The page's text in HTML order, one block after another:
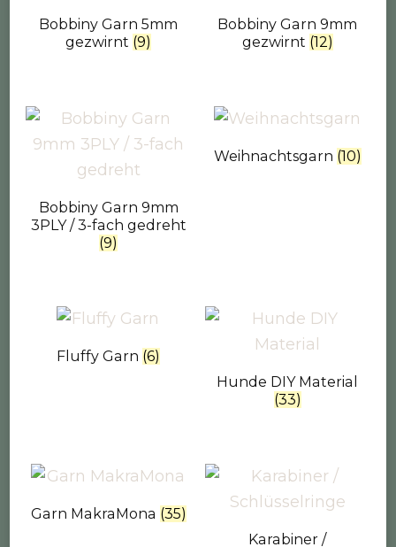
Bobbiny Garn 5mm
gezwirnt (9)
Bobbiny Garn 9mm
gezwirnt (12)
Bobbiny Garn 9mm
3PLY / 3-fach gedreht
(9)
Weihnachtsgarn (10)
Fluffy Garn (6)
Hunde DIY Material
(33)
Garn MakraMona (35)
Karabiner /